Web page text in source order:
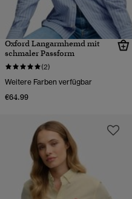
Oxford Langarmhemd mit
schmaler Passform
(2)
Weitere Farben verfügbar
€64.99